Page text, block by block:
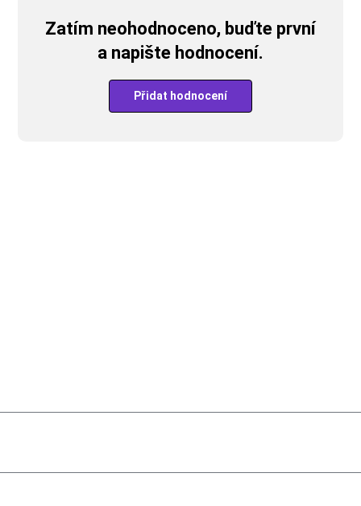
Zatím neohodnoceno, buďte první
a napište hodnocení.
Přidat hodnocení